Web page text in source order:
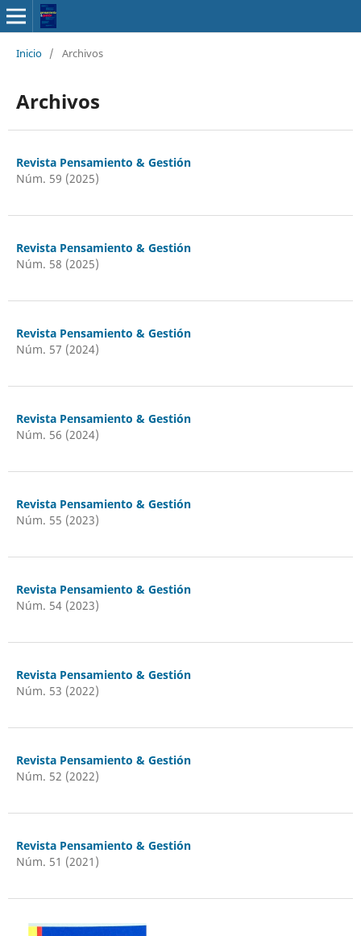
Inicio / Archivos
Archivos
Revista Pensamiento & Gestión
Núm. 59 (2025)
Revista Pensamiento & Gestión
Núm. 58 (2025)
Revista Pensamiento & Gestión
Núm. 57 (2024)
Revista Pensamiento & Gestión
Núm. 56 (2024)
Revista Pensamiento & Gestión
Núm. 55 (2023)
Revista Pensamiento & Gestión
Núm. 54 (2023)
Revista Pensamiento & Gestión
Núm. 53 (2022)
Revista Pensamiento & Gestión
Núm. 52 (2022)
Revista Pensamiento & Gestión
Núm. 51 (2021)